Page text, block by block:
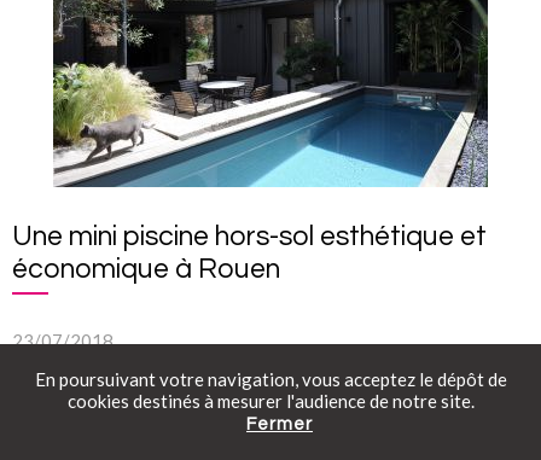
Une mini piscine hors-sol esthétique et
économique à Rouen
23/07/2018
Découvrez cette mini piscine installée dans une cour intérieure
au cœur de Rouen. Hors-sol et totalement intégrée à l’univers en
En poursuivant votre navigation, vous acceptez le dépôt de
cookies destinés à mesurer l'audience de notre site.
Fermer
Prendre rendez-vous